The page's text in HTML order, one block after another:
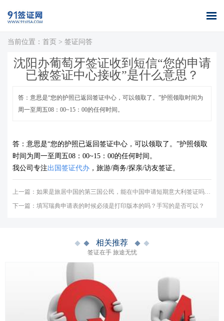
首页 全球签证
办理
签证案例
库
当前位置： 首页 > 签证问答
沈阳办葡萄牙签证收到短信“您的申请
已被签证中心接收”是什么意思？
答：意思是“您的护照已返回签证中心，可以领取了。”护照领取时间为
周一至周五08：00~15：00的任何时间。
答： 意思是“您的护照已返回签证中心，可以领取了。”护照领取
时间为周一至周五08：00~15：00的任何时间。
我公司专注出国签证代办 ，旅游/商务/探亲/访友签证。
上一篇： 如果是旅居中国的第三国公民，能在中国申请短期意大利签证吗？还是必须回自己的国家申请？
下一篇： 填写瑞典申请表的时候必须是打印版本的吗？手写的是否可以？
相关推荐
签证在手 旅途无忧